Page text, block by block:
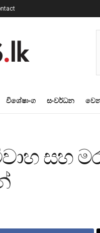
විශේෂාංග සංවර්ධන
සහ